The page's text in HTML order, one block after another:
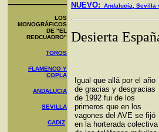
LOS
MONOGRÁFICOS
DE "EL
REDCUADRO"
TOROS
FLAMENCO Y
COPLA
ANDALUCIA
SEVILLA
CADIZ
NUEVO: Andalucía, Sevilla
Desierta
Igual que allá por el año
de gracias y desgracias
de 1992 fui de los
primeros que en los
vagones del AVE se fijó
en la horterada colectiva